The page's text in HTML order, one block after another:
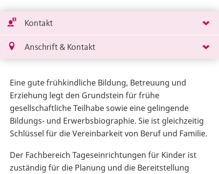
Kontakt
Anschrift & Kontakt
Eine gute frühkindliche Bildung, Betreuung und
Erziehung legt den Grundstein für frühe
gesellschaftliche Teilhabe sowie eine gelingende
Bildungs- und Erwerbsbiographie. Sie ist gleichzeitig
Schlüssel für die Vereinbarkeit von Beruf und Familie.
Der Fachbereich Tageseinrichtungen für Kinder ist
zuständig für die Planung und die Bereitstellung